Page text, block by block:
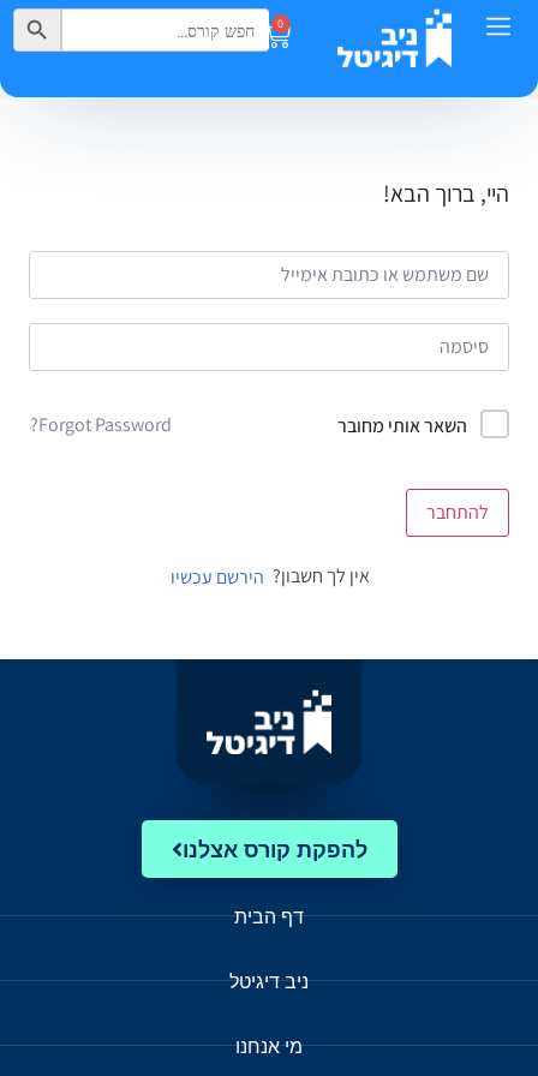
0
Search
for:
Search Button
היי, ברוך הבא!
השאר אותי מחובר Forgot Password?
להתחבר
אין לך חשבון? הירשם עכשיו
להפקת קורס אצלנו
דף הבית
ניב דיגיטל
מי אנחנו